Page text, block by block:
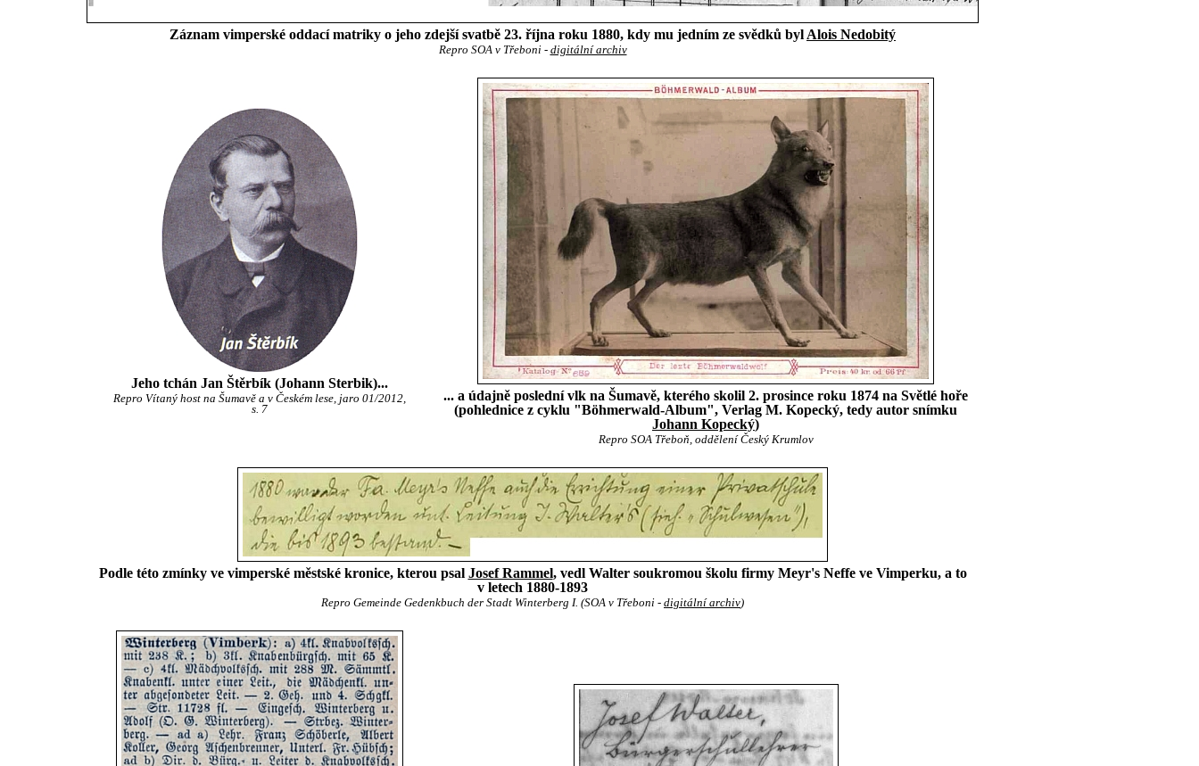
Záznam vimperské oddací matriky o jeho zdejší svatbě 23. října roku 1880, kdy mu jedním ze svědků byl Alois Nedobitý
Repro SOA v Třeboni - digitální archiv
Jeho tchán Jan Štěrbík (Johann Sterbik)...
Repro Vítaný host na Šumavě a v Českém lese, jaro 01/2012,
s. 7
... a údajně poslední vlk na Šumavě, kterého skolil 2. prosince roku 1874 na Světlé hoře
(pohlednice z cyklu "Böhmerwald-Album", Verlag M. Kopecký, tedy autor snímku
Johann Kopecký)
Repro SOA Třeboň, oddělení Český Krumlov
Podle této zmínky ve vimperské městské kronice, kterou psal Josef Rammel, vedl Walter soukromou školu firmy Meyr's Neffe ve Vimperku, a to
v letech 1880-1893
Repro Gemeinde Gedenkbuch der Stadt Winterberg I. (SOA v Třeboni - digitální archiv)